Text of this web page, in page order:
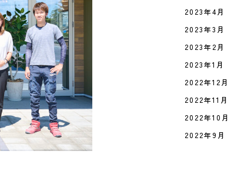
2023年4月
2023年3月
2023年2月
2023年1月
2022年12月
2022年11月
2022年10月
2022年9月